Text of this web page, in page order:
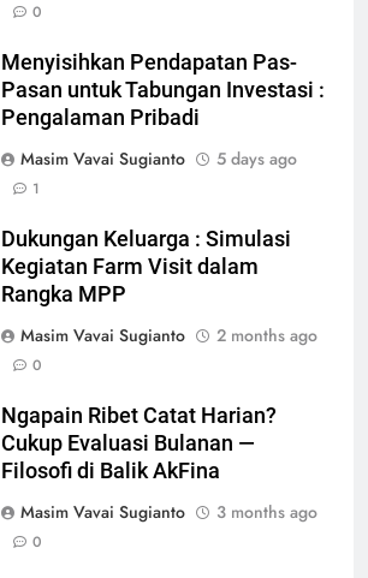
0
Menyisihkan Pendapatan Pas-
Pasan untuk Tabungan Investasi :
Pengalaman Pribadi
Masim Vavai Sugianto
5 days ago
1
Dukungan Keluarga : Simulasi
Kegiatan Farm Visit dalam
Rangka MPP
Masim Vavai Sugianto
2 months ago
0
Ngapain Ribet Catat Harian?
Cukup Evaluasi Bulanan —
Filosofi di Balik AkFina
Masim Vavai Sugianto
3 months ago
0